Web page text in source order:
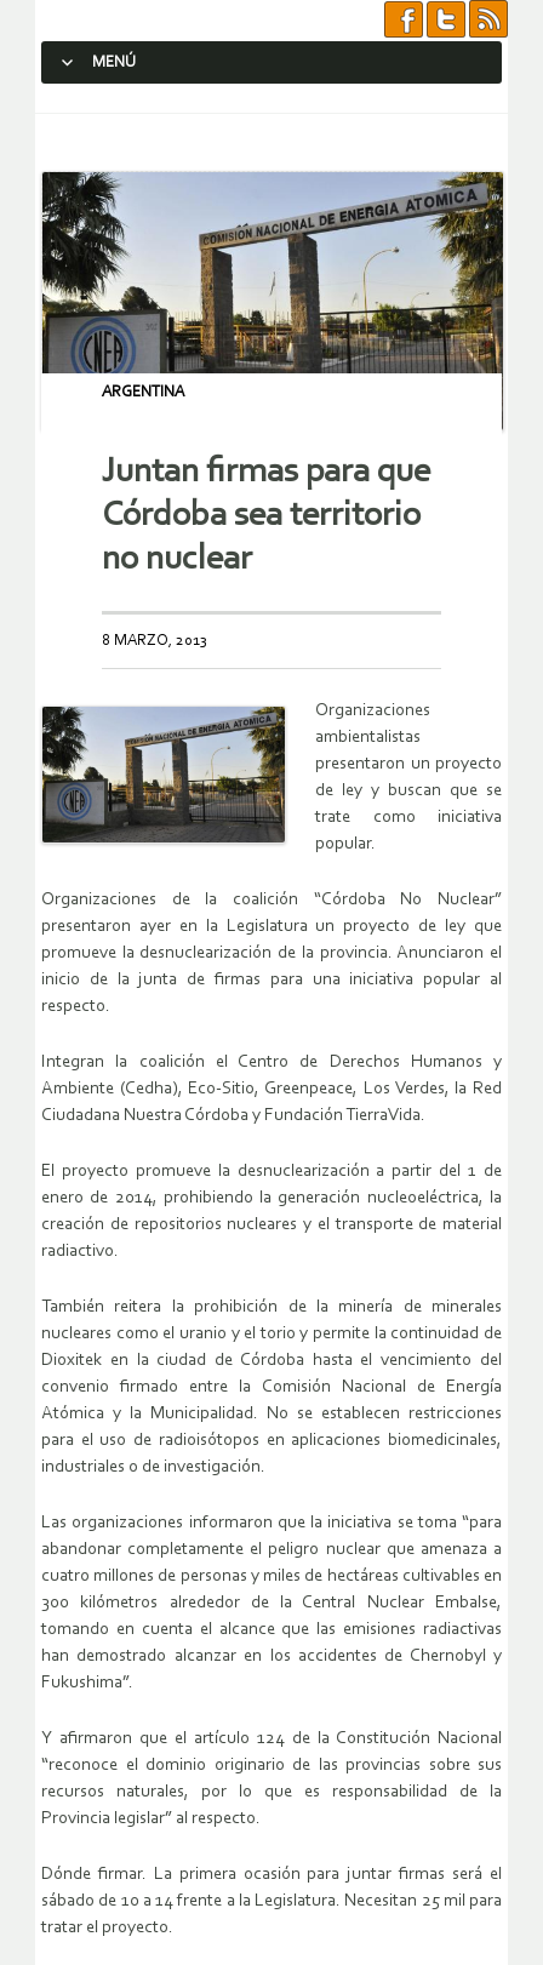
MENÚ
ARGENTINA
Juntan firmas para que
Córdoba sea territorio
no nuclear
8 MARZO, 2013
Organizaciones
ambientalistas
presentaron un proyecto
de ley y buscan que se
trate como iniciativa
popular.
Organizaciones de la coalición “Córdoba No Nuclear”
presentaron ayer en la Legislatura un proyecto de ley que
promueve la desnuclearización de la provincia. Anunciaron el
inicio de la junta de firmas para una iniciativa popular al
respecto.
Integran la coalición el Centro de Derechos Humanos y
Ambiente (Cedha), Eco-Sitio, Greenpeace, Los Verdes, la Red
Ciudadana Nuestra Córdoba y Fundación TierraVida.
El proyecto promueve la desnuclearización a partir del 1 de
enero de 2014, prohibiendo la generación nucleoeléctrica, la
creación de repositorios nucleares y el transporte de material
radiactivo.
También reitera la prohibición de la minería de minerales
nucleares como el uranio y el torio y permite la continuidad de
Dioxitek en la ciudad de Córdoba hasta el vencimiento del
convenio firmado entre la Comisión Nacional de Energía
Atómica y la Municipalidad. No se establecen restricciones
para el uso de radioisótopos en aplicaciones biomedicinales,
industriales o de investigación.
Las organizaciones informaron que la iniciativa se toma “para
abandonar completamente el peligro nuclear que amenaza a
cuatro millones de personas y miles de hectáreas cultivables en
300 kilómetros alrededor de la Central Nuclear Embalse,
tomando en cuenta el alcance que las emisiones radiactivas
han demostrado alcanzar en los accidentes de Chernobyl y
Fukushima”.
Y afirmaron que el artículo 124 de la Constitución Nacional
“reconoce el dominio originario de las provincias sobre sus
recursos naturales, por lo que es responsabilidad de la
Provincia legislar” al respecto.
Dónde firmar. La primera ocasión para juntar firmas será el
sábado de 10 a 14 frente a la Legislatura. Necesitan 25 mil para
tratar el proyecto.